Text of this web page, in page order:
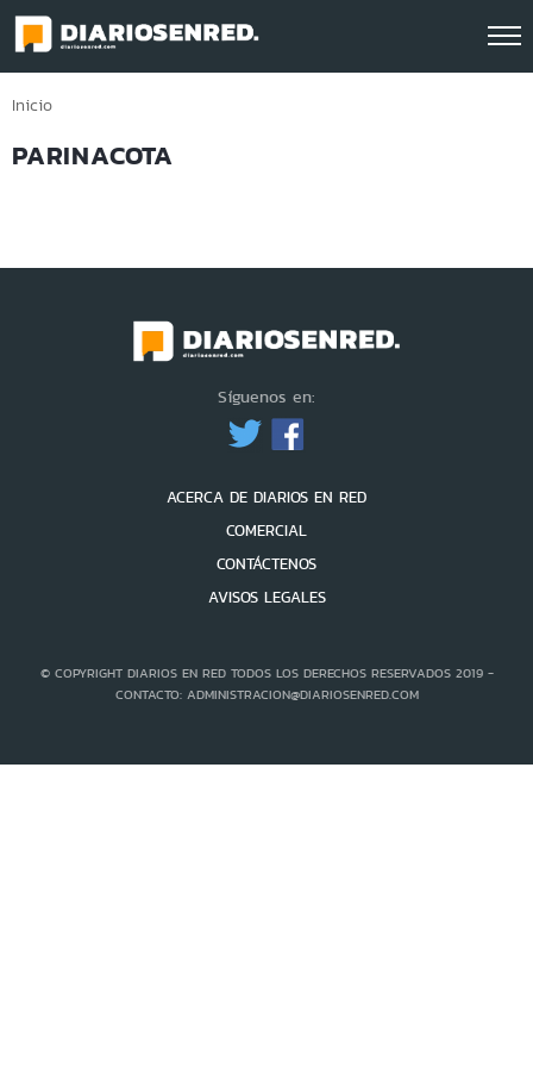
Click acá para ir directamente al contenido
Inicio
PARINACOTA
Síguenos en:
ACERCA DE DIARIOS EN RED
COMERCIAL
CONTÁCTENOS
AVISOS LEGALES
© COPYRIGHT DIARIOS EN RED TODOS LOS DERECHOS RESERVADOS 2019 -
CONTACTO: ADMINISTRACION@DIARIOSENRED.COM